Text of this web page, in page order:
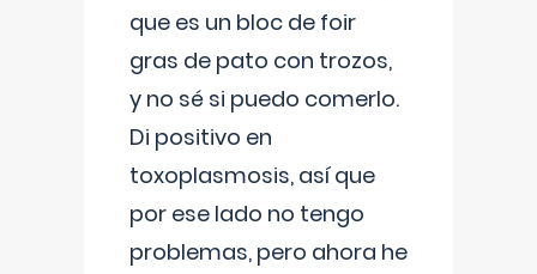
que es un bloc de foir
gras de pato con trozos,
y no sé si puedo comerlo.
Di positivo en
toxoplasmosis, así que
por ese lado no tengo
problemas, pero ahora he